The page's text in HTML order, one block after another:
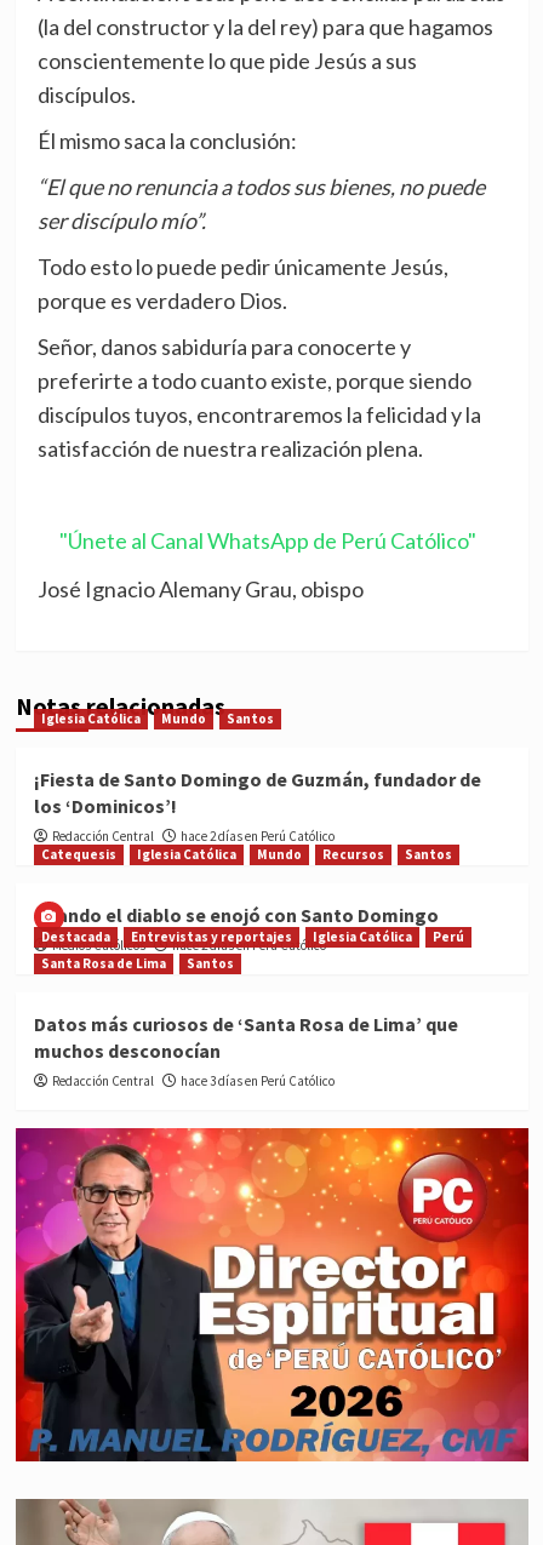
(la del constructor y la del rey) para que hagamos
conscientemente lo que pide Jesús a sus
discípulos.
Él mismo saca la conclusión:
“El que no renuncia a todos sus bienes, no puede
ser discípulo mío”.
Todo esto lo puede pedir únicamente Jesús,
porque es verdadero Dios.
Señor, danos sabiduría para conocerte y
preferirte a todo cuanto existe, porque siendo
discípulos tuyos, encontraremos la felicidad y la
satisfacción de nuestra realización plena.
"Únete al Canal WhatsApp de Perú Católico"
José Ignacio Alemany Grau, obispo
Notas relacionadas
Iglesia Católica Mundo Santos
¡Fiesta de Santo Domingo de Guzmán, fundador de
los ‘Dominicos’!
Redacción Central
hace 2 días en Perú Católico
Catequesis
Iglesia Católica Mundo Recursos Santos
Cuando el diablo se enojó con Santo Domingo
Medios Católicos hace 2 días en Perú Católico
Destacada Entrevistas y reportajes Iglesia Católica
Perú
Santa Rosa de Lima
Santos
Datos más curiosos de ‘Santa Rosa de Lima’ que
muchos desconocían
Redacción Central hace 3 días en Perú Católico